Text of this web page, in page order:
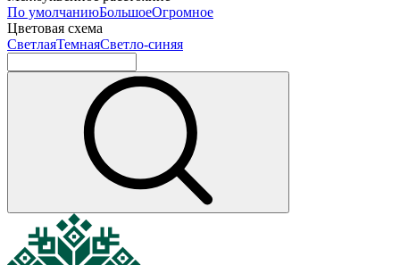
По умолчаниюБольшоеОгромное
Цветовая схема
СветлаяТемнаяСветло-синяя